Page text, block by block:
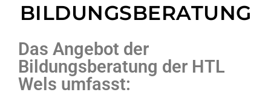
BILDUNGSBERATUNG
Das Angebot der
Bildungsberatung der HTL
Wels umfasst: